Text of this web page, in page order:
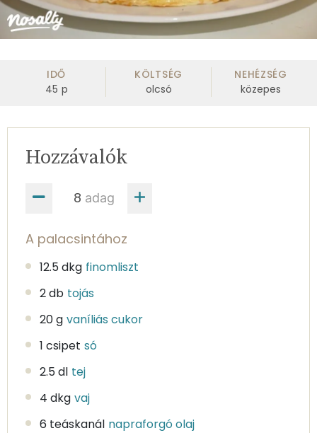
IDŐ
45 p
KÖLTSÉG
olcsó
NEHÉZSÉG
közepes
adag
Hozzávalók
A palacsintához
12.5 dkg finomliszt
2 db tojás
20 g vaníliás cukor
1 csipet só
2.5 dl tej
4 dkg vaj
6 teáskanál napraforgó olaj